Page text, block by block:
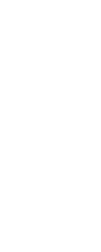
karcie
w nowej karcie
się w nowej karcie
karcie
nowej karcie